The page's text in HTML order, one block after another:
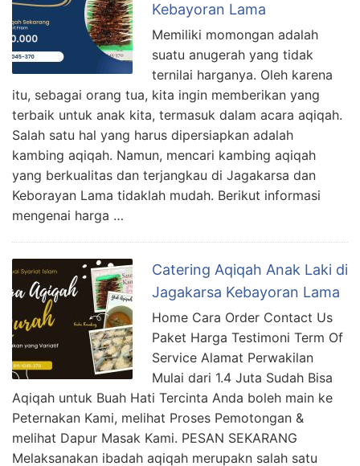
Kebayoran Lama
Memiliki momongan adalah
suatu anugerah yang tidak
ternilai harganya. Oleh karena
itu, sebagai orang tua, kita ingin memberikan yang
terbaik untuk anak kita, termasuk dalam acara aqiqah.
Salah satu hal yang harus dipersiapkan adalah
kambing aqiqah. Namun, mencari kambing aqiqah
yang berkualitas dan terjangkau di Jagakarsa dan
Keborayan Lama tidaklah mudah. Berikut informasi
mengenai harga …
Catering Aqiqah Anak Laki di
Jagakarsa Kebayoran Lama
Home Cara Order Contact Us
Paket Harga Testimoni Term Of
Service Alamat Perwakilan
Mulai dari 1.4 Juta Sudah Bisa
Aqiqah untuk Buah Hati Tercinta Anda boleh main ke
Peternakan Kami, melihat Proses Pemotongan &
melihat Dapur Masak Kami. PESAN SEKARANG
Melaksanakan ibadah aqiqah merupakn salah satu